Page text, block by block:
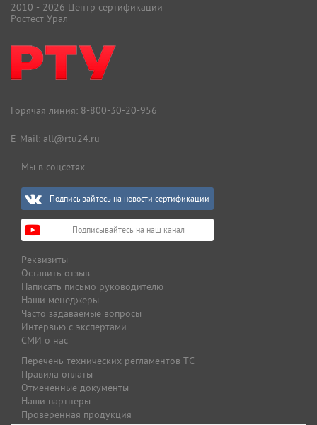
2010 - 2026 Центр сертификации
Ростест Урал
Горячая линия: 8-800-30-20-956
E-Mail: all@rtu24.ru
Мы в соцсетях
Подписывайтесь на новости сертификации
Подписывайтесь на наш канал
Реквизиты
Оставить отзыв
Написать письмо руководителю
Наши менеджеры
Часто задаваемые вопросы
Интервью с экспертами
СМИ о нас
Перечень технических регламентов ТС
Правила оплаты
Отмененные документы
Наши партнеры
Проверенная продукция